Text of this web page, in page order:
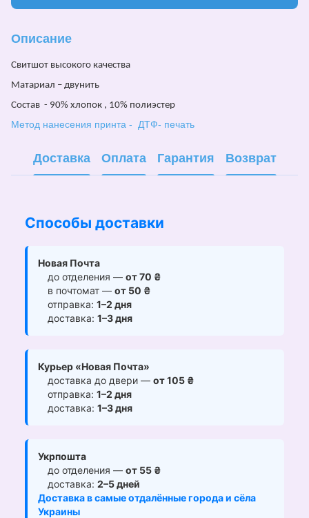
Описание
Свитшот высокого качества
Матариал – двунить
Состав - 90% хлопок , 10% полиэстер
Метод нанесения принта - ДТФ- печать
Доставка Оплата Гарантия Возврат
Способы доставки
Новая Почта
до отделения — от 70 ₴
в почтомат — от 50 ₴
отправка: 1–2 дня
доставка: 1–3 дня
Курьер «Новая Почта»
доставка до двери — от 105 ₴
отправка: 1–2 дня
доставка: 1–3 дня
Укрпошта
до отделения — от 55 ₴
доставка: 2–5 дней
Доставка в самые отдалённые города и сёла
Украины